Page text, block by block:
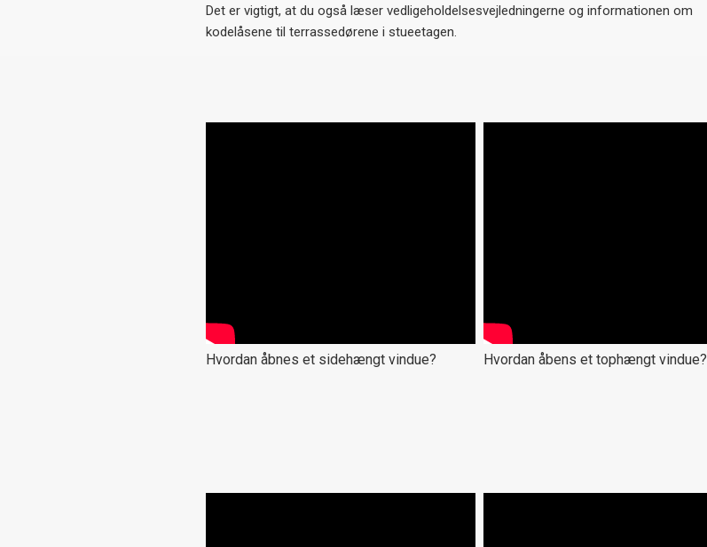
Det er vigtigt, at du også læser vedligeholdelsesvejledningerne og informationen om
kodelåsene til terrassedørene i stueetagen.
Hvordan åbnes et sidehængt vindue? Hvordan åbens et tophængt vindue?